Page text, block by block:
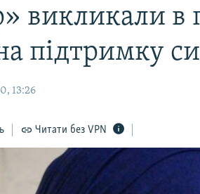
викликали в
підтримку
13:26
Читати без VPN